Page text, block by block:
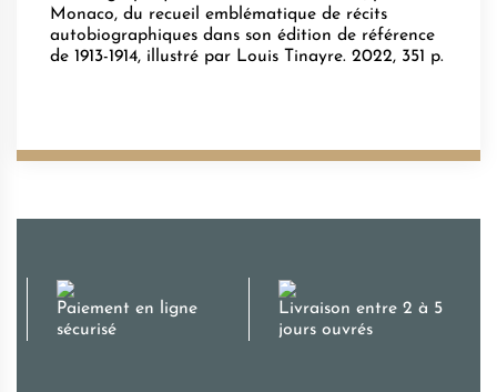
Monaco, du recueil emblématique de récits
autobiographiques dans son édition de référence
de 1913-1914, illustré par Louis Tinayre. 2022, 351 p.
Paiement en ligne
sécurisé
Livraison entre 2 à 5
jours ouvrés